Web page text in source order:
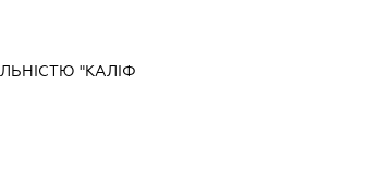
"КАЛІФ